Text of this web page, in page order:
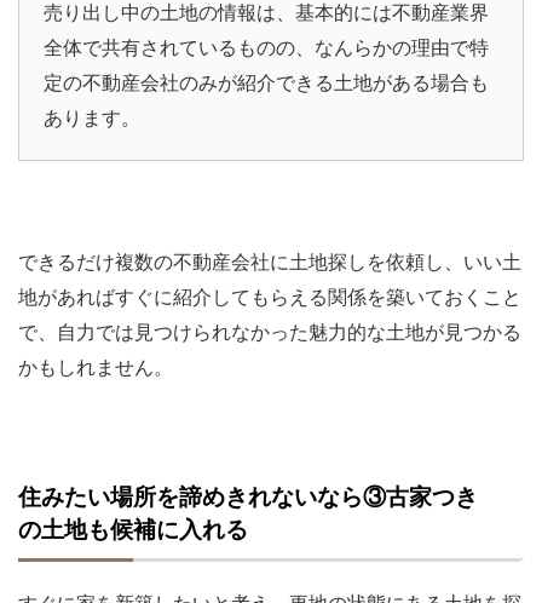
売り出し中の土地の情報は、基本的には不動産業界
全体で共有されているものの、なんらかの理由で特
定の不動産会社のみが紹介できる土地がある場合も
あります。
できるだけ複数の不動産会社に土地探しを依頼し、いい土
地があればすぐに紹介してもらえる関係を築いておくこと
で、自力では見つけられなかった魅力的な土地が見つかる
かもしれません。
住みたい場所を諦めきれないなら③古家つき
の土地も候補に入れる